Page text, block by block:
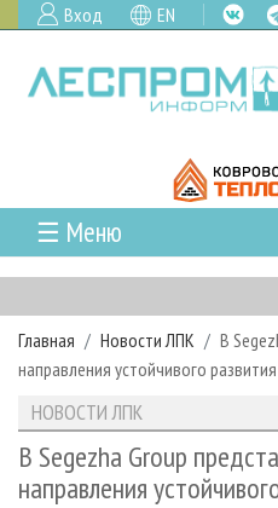
Вход EN
☰ Меню
ГЛАВНАЯ
РУБРИКИ И ТЕМЫ
РУБРИКИ ЖУРНАЛА
ЛЕСОЗАГОТОВКА
ЛЕСОПИЛЕНИЕ
НОВОСТИ
НОВОСТИ ЛПК
НОВОСТИ ЖУРНАЛА
ПРОЕКТЫ ЛПИ
АНАЛИТИКА
ПРЕДПРИЯТИЯ ЛПК
АРХИВ
АРХИВ ЖУРНАЛОВ
О ЖУРНАЛЕ
Главная Новости ЛПК
В
направления устойчивого развития
НОВОСТИ ЛПК
В Segezha Group
направления